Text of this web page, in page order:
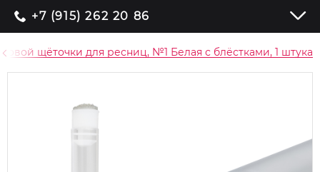
+7 (915) 262 20 86
щёточки для ресниц, №1 Белая с блёстками, 1 штука